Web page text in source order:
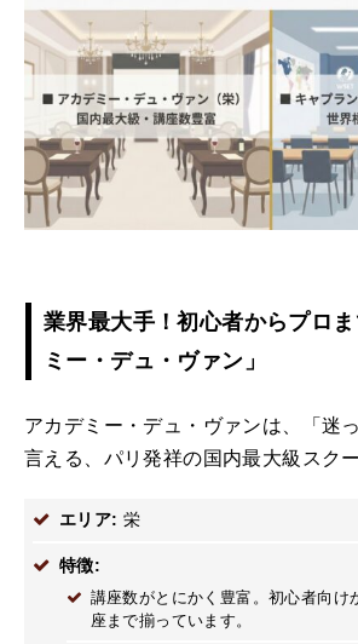
業界最大手！初心者からプロ
ミー・デュ・ヴァン」
アカデミー・デュ・ヴァンは、「迷
言える、パリ発祥の国内最大級スクー
エリア: 栄
特徴:
講座数がとにかく豊富。初心者向け
座まで揃っています。